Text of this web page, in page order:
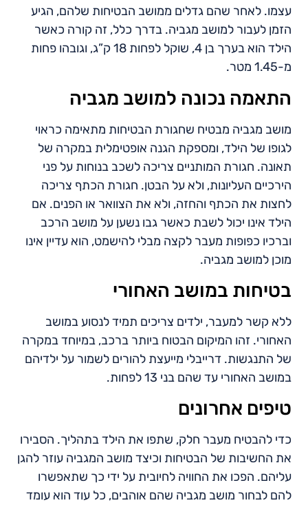
עצמו. לאחר שהם גדלים ממושב הבטיחות שלהם, הגיע
הזמן לעבור למושב מגביה. בדרך כלל, זה קורה כאשר
הילד הוא בערך בן 4, שוקל לפחות 18 ק”ג, וגובהו פחות
מ-1.45 מטר.
התאמה נכונה למושב מגביה
מושב מגביה מבטיח שחגורת הבטיחות מתאימה כראוי
לגופו של הילד, ומספקת הגנה אופטימלית במקרה של
תאונה. חגורת המותניים צריכה לשכב בנוחות על פני
הירכיים העליונות, ולא על הבטן. חגורת הכתף צריכה
לחצות את הכתף והחזה, ולא את הצוואר או הפנים. אם
הילד אינו יכול לשבת כאשר גבו נשען על מושב הרכב
וברכיו כפופות מעבר לקצה מבלי להישמט, הוא עדיין אינו
מוכן למושב מגביה.
בטיחות במושב האחורי
ללא קשר למעבר, ילדים צריכים תמיד לנסוע במושב
האחורי. זהו המיקום הבטוח ביותר ברכב, במיוחד במקרה
של התנגשות. דרייבלי מייעצת להורים לשמור על ילדיהם
במושב האחורי עד שהם בני 13 לפחות.
טיפים אחרונים
כדי להבטיח מעבר חלק, שתפו את הילד בתהליך. הסבירו
את החשיבות של הבטיחות וכיצד מושב המגביה עוזר להגן
עליהם. הפכו את החוויה לחיובית על ידי כך שתאפשרו
להם לבחור מושב מגביה שהם אוהבים, כל עוד הוא עומד